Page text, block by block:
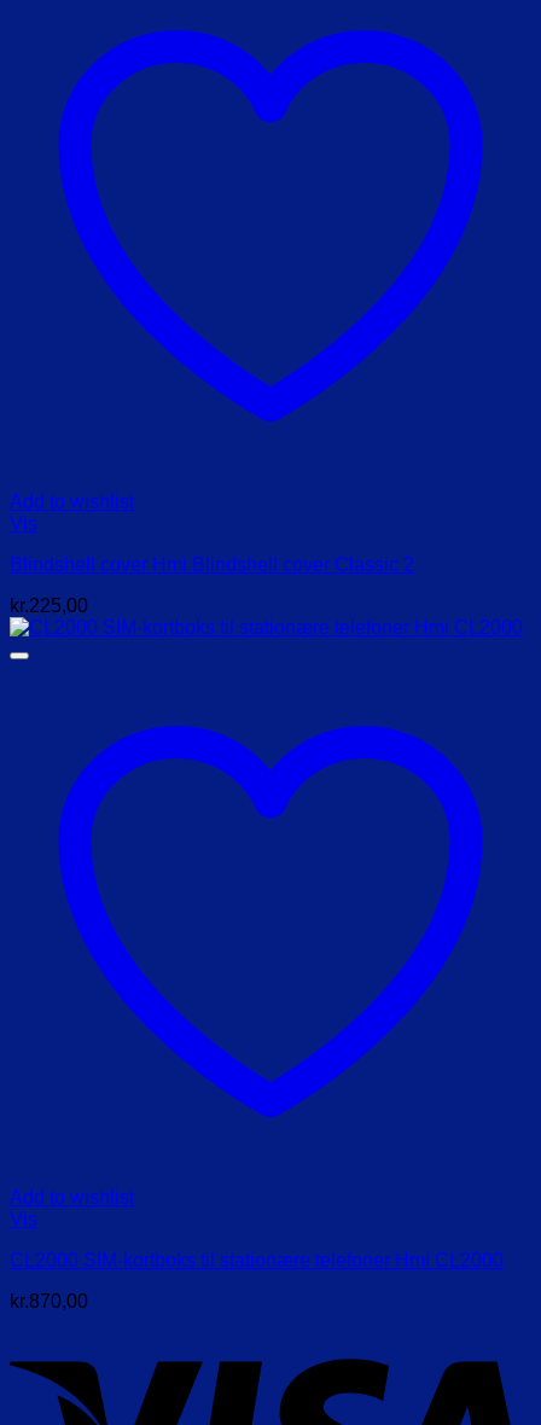
Add to wishlist
Vis
Blindshell cover Hmi Blindshell cover Classic 2
kr.225,00
Add to wishlist
Vis
CL2000 SIM-kortboks til stationære telefoner Hmi CL2000
kr.870,00